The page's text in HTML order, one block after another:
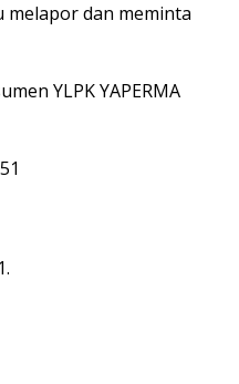
melapor dan meminta
YLPK YAPERMA